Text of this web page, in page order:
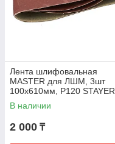
Лента шлифовальная
MASTER для ЛШМ, 3шт
100х610мм, P120 STAYER
35443-120
В наличии
2 000 ₸